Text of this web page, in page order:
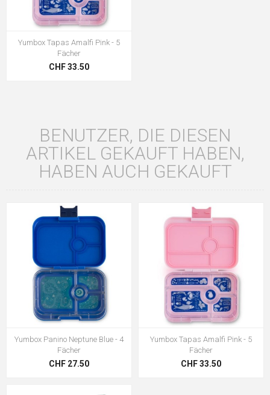
Yumbox Tapas Amalfi Pink - 5
Fächer
CHF 33.50
BENUTZER, DIE DIESEN
ARTIKEL GEKAUFT HABEN,
HABEN AUCH GEKAUFT
Yumbox Panino Neptune Blue - 4
Fächer
CHF 27.50
Yumbox Tapas Amalfi Pink - 5
Fächer
CHF 33.50